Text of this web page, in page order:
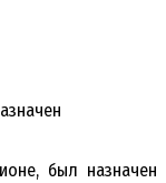
был назначен